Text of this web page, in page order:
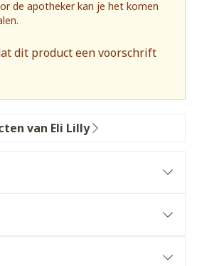
de apotheker kan je het komen
dit product een voorschrift
van Eli Lilly